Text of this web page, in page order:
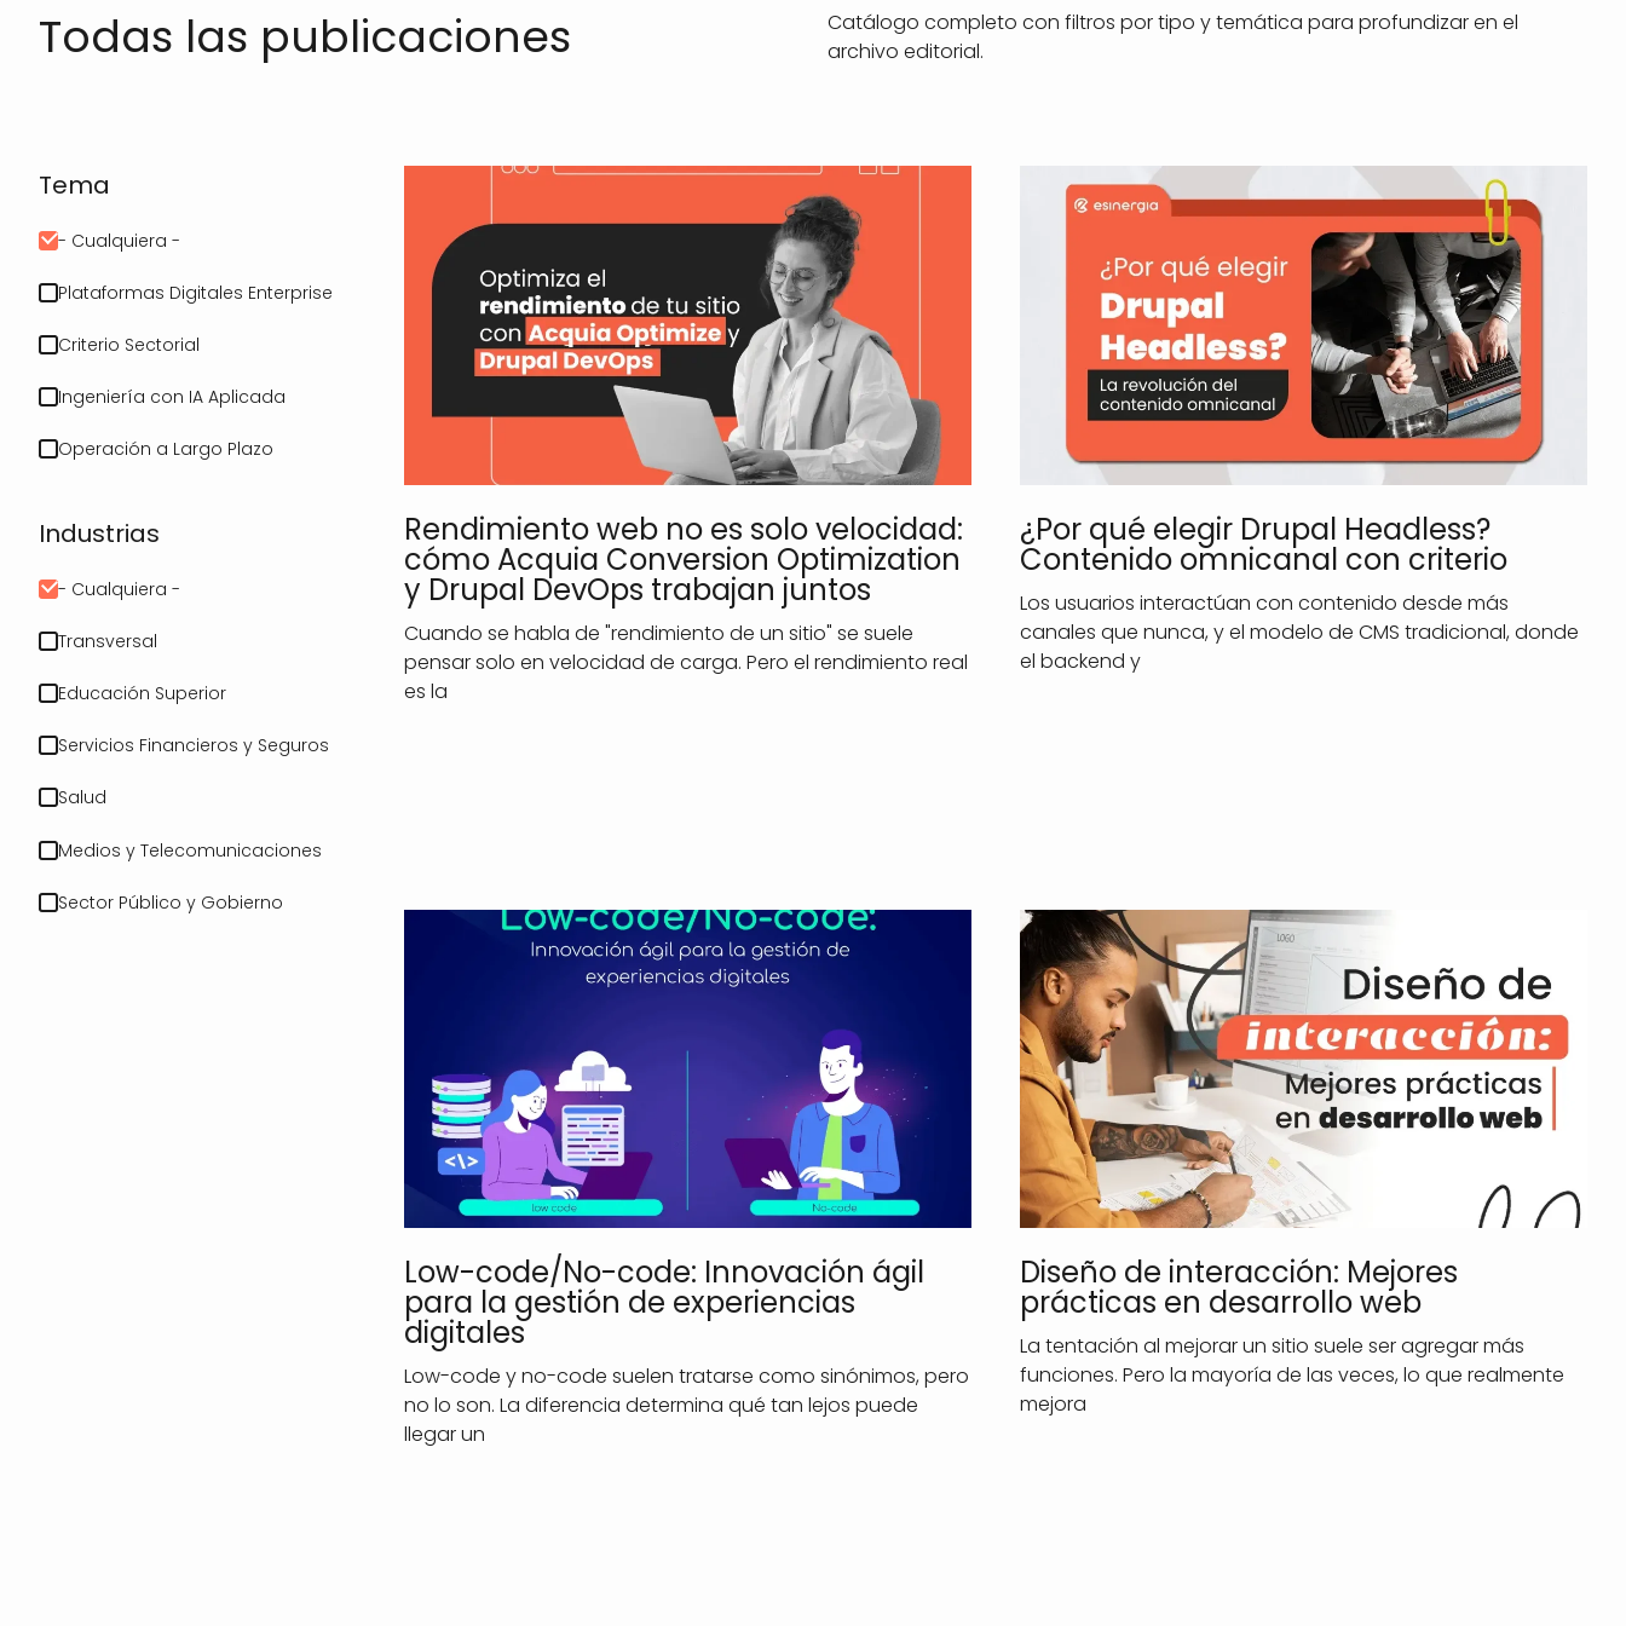
Todas las publicaciones
Catálogo completo con filtros por tipo y temática para profundizar en el
archivo editorial.
Tema
- Cualquiera -
Plataformas Digitales Enterprise
Criterio Sectorial
Ingeniería con IA Aplicada
Operación a Largo Plazo
Industrias
- Cualquiera -
Transversal
Educación Superior
Servicios Financieros y Seguros
Salud
Medios y Telecomunicaciones
Sector Público y Gobierno
Rendimiento web no es solo velocidad:
cómo Acquia Conversion Optimization
y Drupal DevOps trabajan juntos
Cuando se habla de "rendimiento de un sitio" se suele
pensar solo en velocidad de carga. Pero el rendimiento real
es la
¿Por qué elegir Drupal Headless?
Contenido omnicanal con criterio
Los usuarios interactúan con contenido desde más
canales que nunca, y el modelo de CMS tradicional, donde
el backend y
Low-code/No-code: Innovación ágil
para la gestión de experiencias
digitales
Low-code y no-code suelen tratarse como sinónimos, pero
no lo son. La diferencia determina qué tan lejos puede
llegar un
Diseño de interacción: Mejores
prácticas en desarrollo web
La tentación al mejorar un sitio suele ser agregar más
funciones. Pero la mayoría de las veces, lo que realmente
mejora